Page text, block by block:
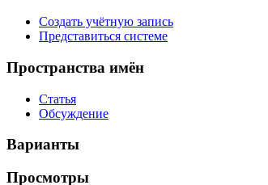
Создать учётную запись
Представиться системе
Пространства имён
Статья
Обсуждение
Варианты
Просмотры